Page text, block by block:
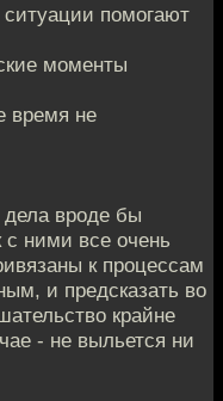
помогают
моменты
время не
вроде бы
с ними все очень
к процессам
и предсказать во
крайне
- не выльется ни